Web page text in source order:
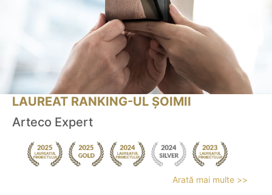
LAUREAT RANKING-UL ȘOIMII
Arteco Expert
Arată mai multe >>